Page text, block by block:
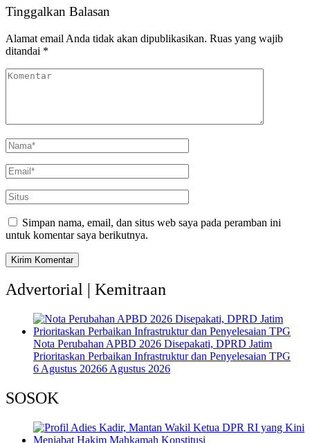
Tinggalkan Balasan
Alamat email Anda tidak akan dipublikasikan. Ruas yang wajib
ditandai *
Simpan nama, email, dan situs web saya pada peramban ini
untuk komentar saya berikutnya.
Advertorial | Kemitraan
Nota Perubahan APBD 2026 Disepakati, DPRD Jatim
Prioritaskan Perbaikan Infrastruktur dan Penyelesaian TPG
6 Agustus 20266 Agustus 2026
SOSOK